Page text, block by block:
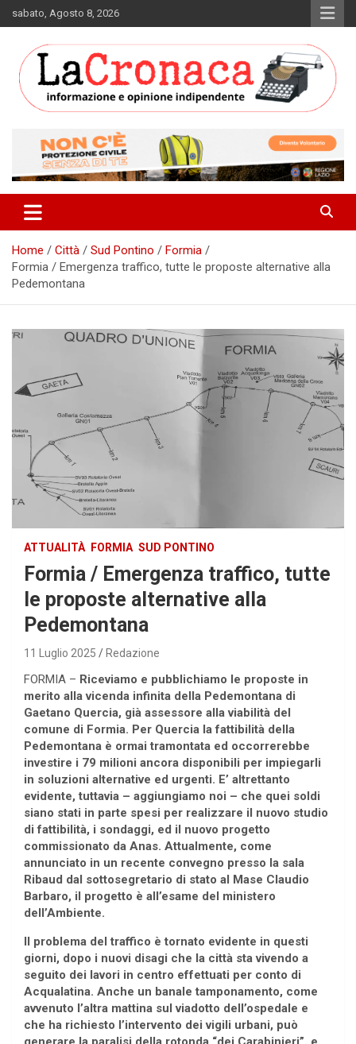
to
sabato, Agosto 8, 2026
La Cronaca Quotidiano
Home Città Sud Pontino
Formia
Formia / Emergenza traffico, tutte le proposte alternative alla
Pedemontana
ATTUALITÀ FORMIA SUD PONTINO
Formia / Emergenza traffico, tutte
le proposte alternative alla
Pedemontana
11 Luglio 2025 Redazione
FORMIA – Riceviamo e pubblichiamo le proposte in
merito alla vicenda infinita della Pedemontana di
Gaetano Quercia, già assessore alla viabilità del
comune di Formia. Per Quercia la fattibilità della
Pedemontana è ormai tramontata ed occorrerebbe
investire i 79 milioni ancora disponibili per impiegarli
in soluzioni alternative ed urgenti. E’ altrettanto
evidente, tuttavia – aggiungiamo noi – che quei soldi
siano stati in parte spesi per realizzare il nuovo studio
di fattibilità, i sondaggi, ed il nuovo progetto
commissionato da Anas. Attualmente, come
annunciato in un recente convegno presso la sala
Ribaud dal sottosegretario di stato al Mase Claudio
Barbaro, il progetto è all’esame del ministero
dell’Ambiente.
Il problema del traffico è tornato evidente in questi
giorni, dopo i nuovi disagi che la città sta vivendo a
seguito dei lavori in centro effettuati per conto di
Acqualatina. Anche un banale tamponamento, come
avvenuto l’altra mattina sul viadotto dell’ospedale e
che ha richiesto l’intervento dei vigili urbani, può